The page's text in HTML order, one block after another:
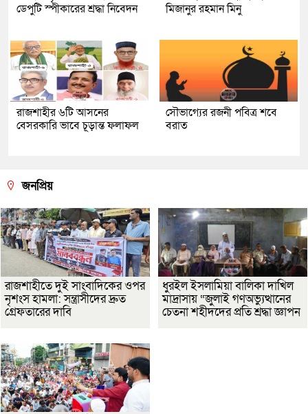
ডেপুটি স্পীকারের শ্রদ্ধা নিবেদন
মিজানুর রহমান মিনু
রাজশাহীর ৬টি আসনের
বেসরকারি ভাবে চূড়ান্ত ফলাফল
সৌভাগ্যের রজনী পবিত্র শবে
বরাত
জনপ্রিয়
রাজশাহীতে দুই সাংবাদিকের ওপর
নৃশংস হামলা: সন্ত্রাসীদের দ্রুত
গ্রেফতারের দাবি
ধুরইল ইসলামিয়া বালিকা দাখিল
মাদ্রাসায় “জুলাই গণঅভ্যুত্থানের
চেতনা শহীদদের প্রতি শ্রদ্ধা জ্ঞাপন